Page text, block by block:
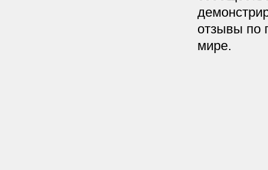
отзывы по
мире.